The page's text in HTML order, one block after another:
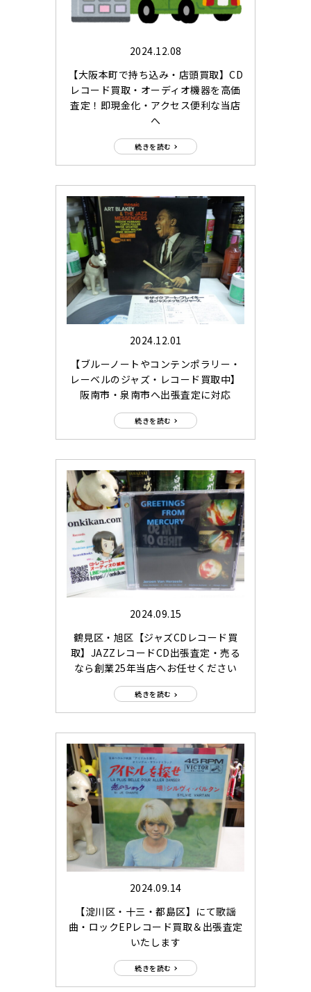
2024.12.08
【大阪本町で持ち込み・店頭買取】CD
レコード買取・オーディオ機器を高価
査定！即現金化・アクセス便利な当店
へ
続きを読む
2024.12.01
【ブルーノートやコンテンポラリー・
レーベルのジャズ・レコード買取中】
阪南市・泉南市へ出張査定に対応
続きを読む
2024.09.15
鶴見区・旭区【ジャズCDレコード買
取】JAZZレコードCD出張査定・売る
なら創業25年当店へお任せください
続きを読む
2024.09.14
【淀川区・十三・都島区】にて歌謡
曲・ロックEPレコード買取＆出張査定
いたします
続きを読む